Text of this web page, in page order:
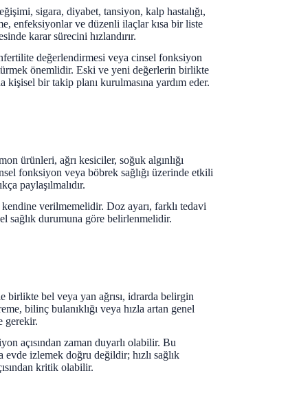
sigara, diyabet, tansiyon, kalp hastalığı,
enfeksiyonlar ve düzenli ilaçlar kısa bir liste
karar sürecini hızlandırır.
değerlendirmesi veya cinsel fonksiyon
önemlidir. Eski ve yeni değerlerin birlikte
kişisel bir takip planı kurulmasına yardım eder.
ürünleri, ağrı kesiciler, soğuk algınlığı
fonksiyon veya böbrek sağlığı üzerinde etkili
paylaşılmalıdır.
verilmemelidir. Doz ayarı, farklı tedavi
sağlık durumuna göre belirlenmelidir.
birlikte bel veya yan ağrısı, idrarda belirgin
bilinç bulanıklığı veya hızla artan genel
gerekir.
açısından zaman duyarlı olabilir. Bu
evde izlemek doğru değildir; hızlı sağlık
kritik olabilir.